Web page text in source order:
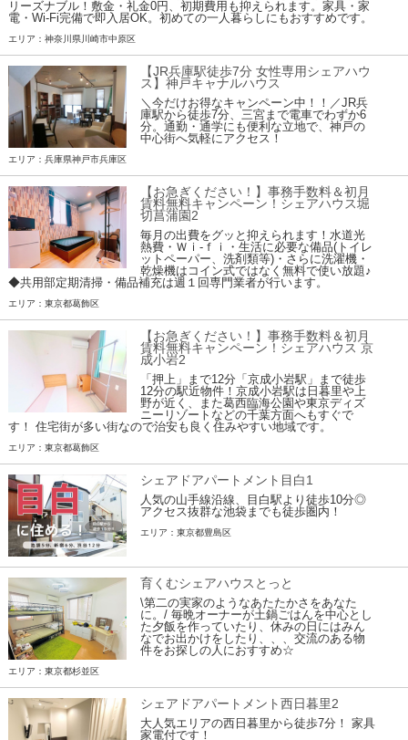
リーズナブル！敷金・礼金0円、初期費用も抑えられます。家具・家
電・Wi-Fi完備で即入居OK。初めての一人暮らしにもおすすめです。
エリア：神奈川県川崎市中原区
【JR兵庫駅徒歩7分 女性専用シェアハウ
ス】神戸キャナルハウス
＼今だけお得なキャンペーン中！！／JR兵
庫駅から徒歩7分、三宮まで電車でわずか6
分。通勤・通学にも便利な立地で、神戸の
中心街へ気軽にアクセス！
エリア：兵庫県神戸市兵庫区
【お急ぎください！】事務手数料＆初月
賃料無料キャンペーン！シェアハウス堀
切菖蒲園2
毎月の出費をグッと抑えられます！水道光
熱費・Ｗｉ-ｆｉ・生活に必要な備品(トイレ
ットペーパー、洗剤類等)・さらに洗濯機・
乾燥機はコイン式ではなく無料で使い放題♪
◆共用部定期清掃・備品補充は週１回専門業者が行います。
エリア：東京都葛飾区
【お急ぎください！】事務手数料＆初月
賃料無料キャンペーン！シェアハウス 京
成小岩2
「押上」まで12分「京成小岩駅」まで徒歩
12分の駅近物件！京成小岩駅は日暮里や上
野が近く、また葛西臨海公園や東京ディズ
ニーリゾートなどの千葉方面へもすぐで
す！ 住宅街が多い街なので治安も良く住みやすい地域です。
エリア：東京都葛飾区
シェアドアパートメント目白1
人気の山手線沿線、目白駅より徒歩10分◎
アクセス抜群な池袋までも徒歩圏内！
エリア：東京都豊島区
育くむシェアハウスとっと
\第二の実家のようなあたたかさをあなた
に。/ 毎晩オーナーが土鍋ごはんを中心とし
た夕飯を作っていたり、休みの日にはみん
なでお出かけをしたり、、、交流のある物
件をお探しの人におすすめ☆
エリア：東京都杉並区
シェアドアパートメント西日暮里2
大人気エリアの西日暮里から徒歩7分！ 家具
家電付です！